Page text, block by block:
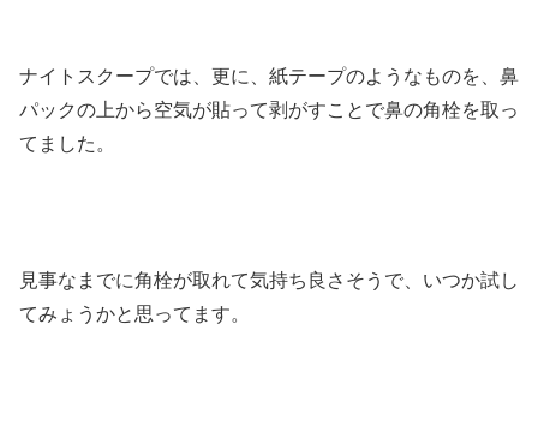
ナイトスクープでは、更に、紙テープのようなものを、鼻
パックの上から空気が貼って剥がすことで鼻の角栓を取っ
てました。
見事なまでに角栓が取れて気持ち良さそうで、いつか試し
てみょうかと思ってます。